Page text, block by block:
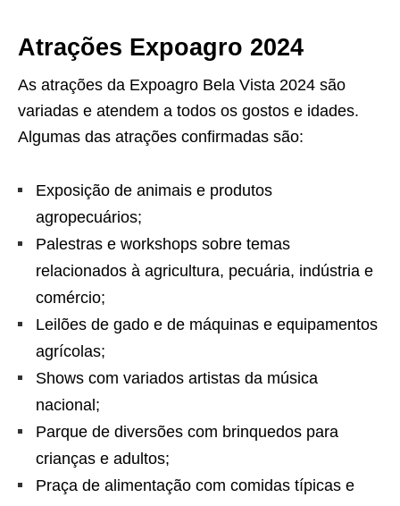
Atrações Expoagro 2024
As atrações da Expoagro Bela Vista 2024 são
variadas e atendem a todos os gostos e idades.
Algumas das atrações confirmadas são:
Exposição de animais e produtos
agropecuários;
Palestras e workshops sobre temas
relacionados à agricultura, pecuária, indústria e
comércio;
Leilões de gado e de máquinas e equipamentos
agrícolas;
Shows com variados artistas da música
nacional;
Parque de diversões com brinquedos para
crianças e adultos;
Praça de alimentação com comidas típicas e